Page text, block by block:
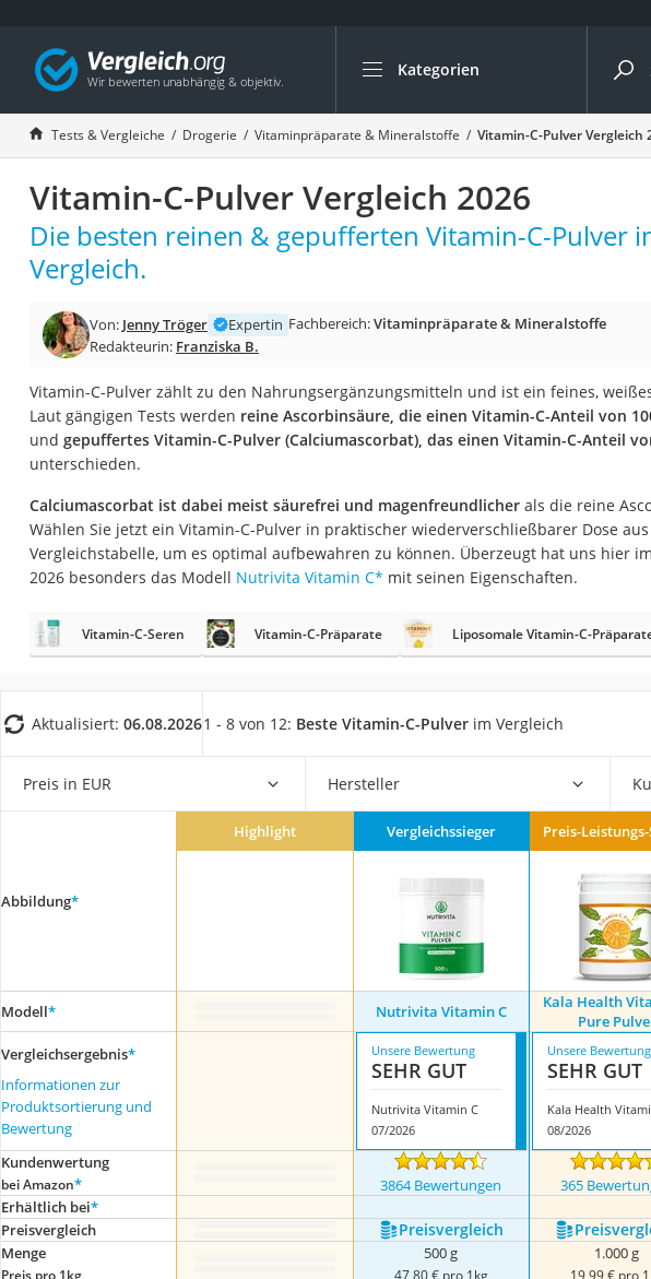
Kategorien
Die beliebtesten Vergleiche nach
Drogerie
Inhalator
Haarschneider
Rollator
Rasierer
Massagepistole
Epilierer
Eiweißpulver
Magnesiumpräparat
Katzenklappe
Zeckenschutz Katze
Philips-Sonicare-Zahnbürste
Mineralfutter Pferd
Massagegerät
Service
Tests & Vergleiche Drogerie Vitaminpräparate & Mineralstoffe Vitamin-C-Pulver Vergleich
Vitamin-C-Pulver Vergleich 2026
Die besten reinen & gepufferten Vitamin-C-Pulver
Vergleich.
Von: Jenny Tröger Expertin Fachbereich:Vitaminpräparate & Mineralstoffe
Redakteurin: Franziska B.
Vitamin-C-Pulver zählt zu den Nahrungsergänzungsmitteln und ist ein feines,
Laut gängigen Tests werden reine Ascorbinsäure, die einen Vitamin-C-Anteil von
und gepuffertes Vitamin-C-Pulver (Calciumascorbat), das einen Vitamin-C-Anteil
unterschieden.
Calciumascorbat ist dabei meist säurefrei und magenfreundlicherals die reine
Wählen Sie jetzt ein Vitamin-C-Pulver in praktischer wiederverschließbarer Dose
Vergleichstabelle, um es optimal aufbewahren zu können. Überzeugt hat uns hier
2026 besonders das Modell Nutrivita Vitamin C* mit seinen Eigenschaften.
Vitamin-C-Seren Vitamin-C-Präparate Liposomale Vitamin-C-
Aktualisiert: 06.08.20261 - 8 von 12: Beste Vitamin-C-Pulver im Vergleich
Preis in EUR Hersteller
Abbildung*
Highlight Vergleichssieger Preis-
Modell* Nutrivita Vitamin C
Kala Health
Pure
Vergleichsergebnis*
Informationen zur
Produktsortierung und
Bewertung
Unsere Bewertung
SEHR GUT
Nutrivita Vitamin C
07/2026
Unsere Bewertung
SEHR GUT
08/2026
Kundenwertung
bei Amazon* 3864 Bewertungen 365
Erhältlich bei*
Preis­vergleich
Preis­vergleich
Menge
Preis pro 1kg
500 g
47,80 € pro 1kg
1.000 g
19,99 € pro